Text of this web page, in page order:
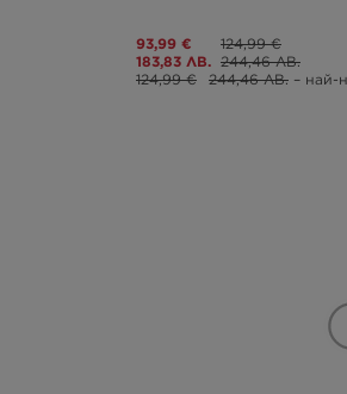
93,99 €
183,83 ЛВ.
124,99 €
244,46 ЛВ.
124,99 €
244,46 ЛВ. – най-